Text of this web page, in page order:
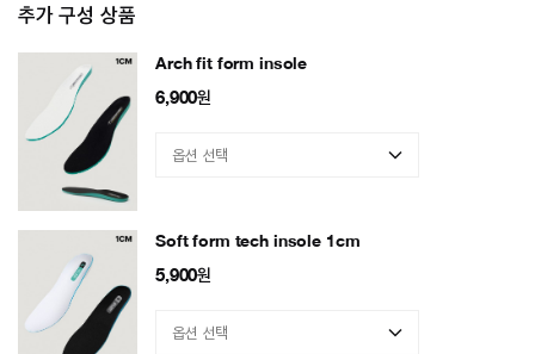
추가 구성 상품
Arch fit form insole
6,900원
Soft form tech insole 1cm
5,900원